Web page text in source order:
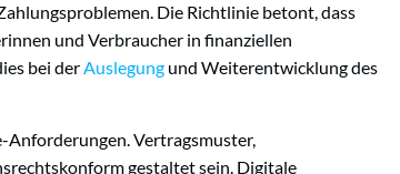
Die Richtlinie betont, dass
und Verbraucher in finanziellen
bei derAuslegung und Weiterentwicklung des
Vertragsmuster,
gestaltet sein. Digitale